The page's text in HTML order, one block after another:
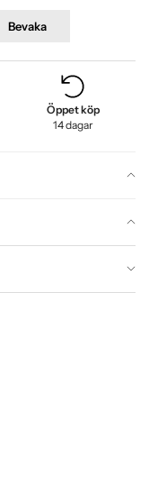
Bevaka
Öppet köp
14 dagar